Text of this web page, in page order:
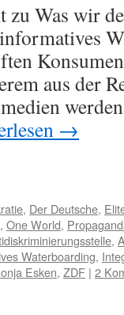
Was wir
aus der
→
, Der Deutsche,
, One World,
,
Waterboarding,
Esken, ZDF | 2